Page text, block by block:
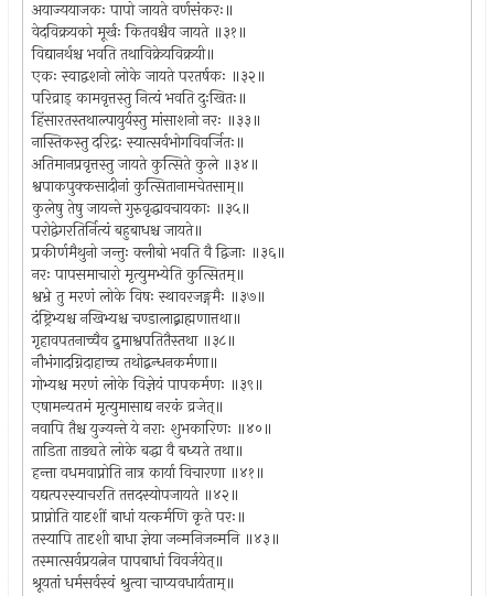
अयाज्ययाजकः पापो जायते वर्णसंकरः॥
वेदविक्रयको मूर्खः कितवश्चैव जायते ॥३१॥
विद्यानर्थश्च भवति तथाविक्रेयविक्रयी॥
एकः स्वाद्वशनो लोके जायते परतर्षकः ॥३२॥
परिव्राड् कामवृत्तस्तु नित्यं भवति दुःखितः॥
हिंसारतस्तथाल्पायुर्यस्तु मांसाशनो नरः ॥३३॥
नास्तिकस्तु दरिद्रः स्यात्सर्वभोगविवर्जितः॥
अतिमानप्रवृत्तस्तु जायते कुत्सिते कुले ॥३४॥
श्वपाकपुक्कसादीनां कुत्सितानामचेतसाम्॥
कुलेषु तेषु जायन्ते गुरुवृद्धावचायकाः ॥३५॥
परोद्वेगरतिर्नित्यं बहुबाधश्च जायते॥
प्रकीर्णमैथुनो जन्तुः क्लीबो भवति वै द्विजाः ॥३६॥
नरः पापसमाचारो मृत्युमभ्येति कुत्सितम्॥
श्वभ्रे तु मरणं लोके विषः स्थावरजङ्गमैः ॥३७॥
दंष्ट्रिभ्यश्च नखिभ्यश्च चण्डालाद्ब्राह्मणात्तथा॥
गृहावपतनाच्चैव द्रुमाश्वपतितैस्तथा ॥३८॥
नौभंगादग्निदाहाच्च तथोद्बन्धनकर्मणा॥
गोभ्यश्च मरणं लोके विज्ञेयं पापकर्मणः ॥३९॥
एषामन्यतमं मृत्युमासाद्य नरकं व्रजेत्॥
नवापि तैश्च युज्यन्ते ये नराः शुभकारिणः ॥४०॥
ताडिता ताड्यते लोके बद्धा वै बध्यते तथा॥
हन्ता वधमवाप्नोति नात्र कार्या विचारणा ॥४१॥
यद्यत्परस्याचरति तत्तदस्योपजायते ॥४२॥
प्राप्नोति यादृशीं बाधां यत्कर्मणि कृते परः॥
तस्यापि तादृशी बाधा ज्ञेया जन्मनिजन्मनि ॥४३॥
तस्मात्सर्वप्रयत्नेन पापबाधां विवर्जयेत्॥
श्रूयतां धर्मसर्वस्वं श्रुत्वा चाप्यवधार्यताम्॥